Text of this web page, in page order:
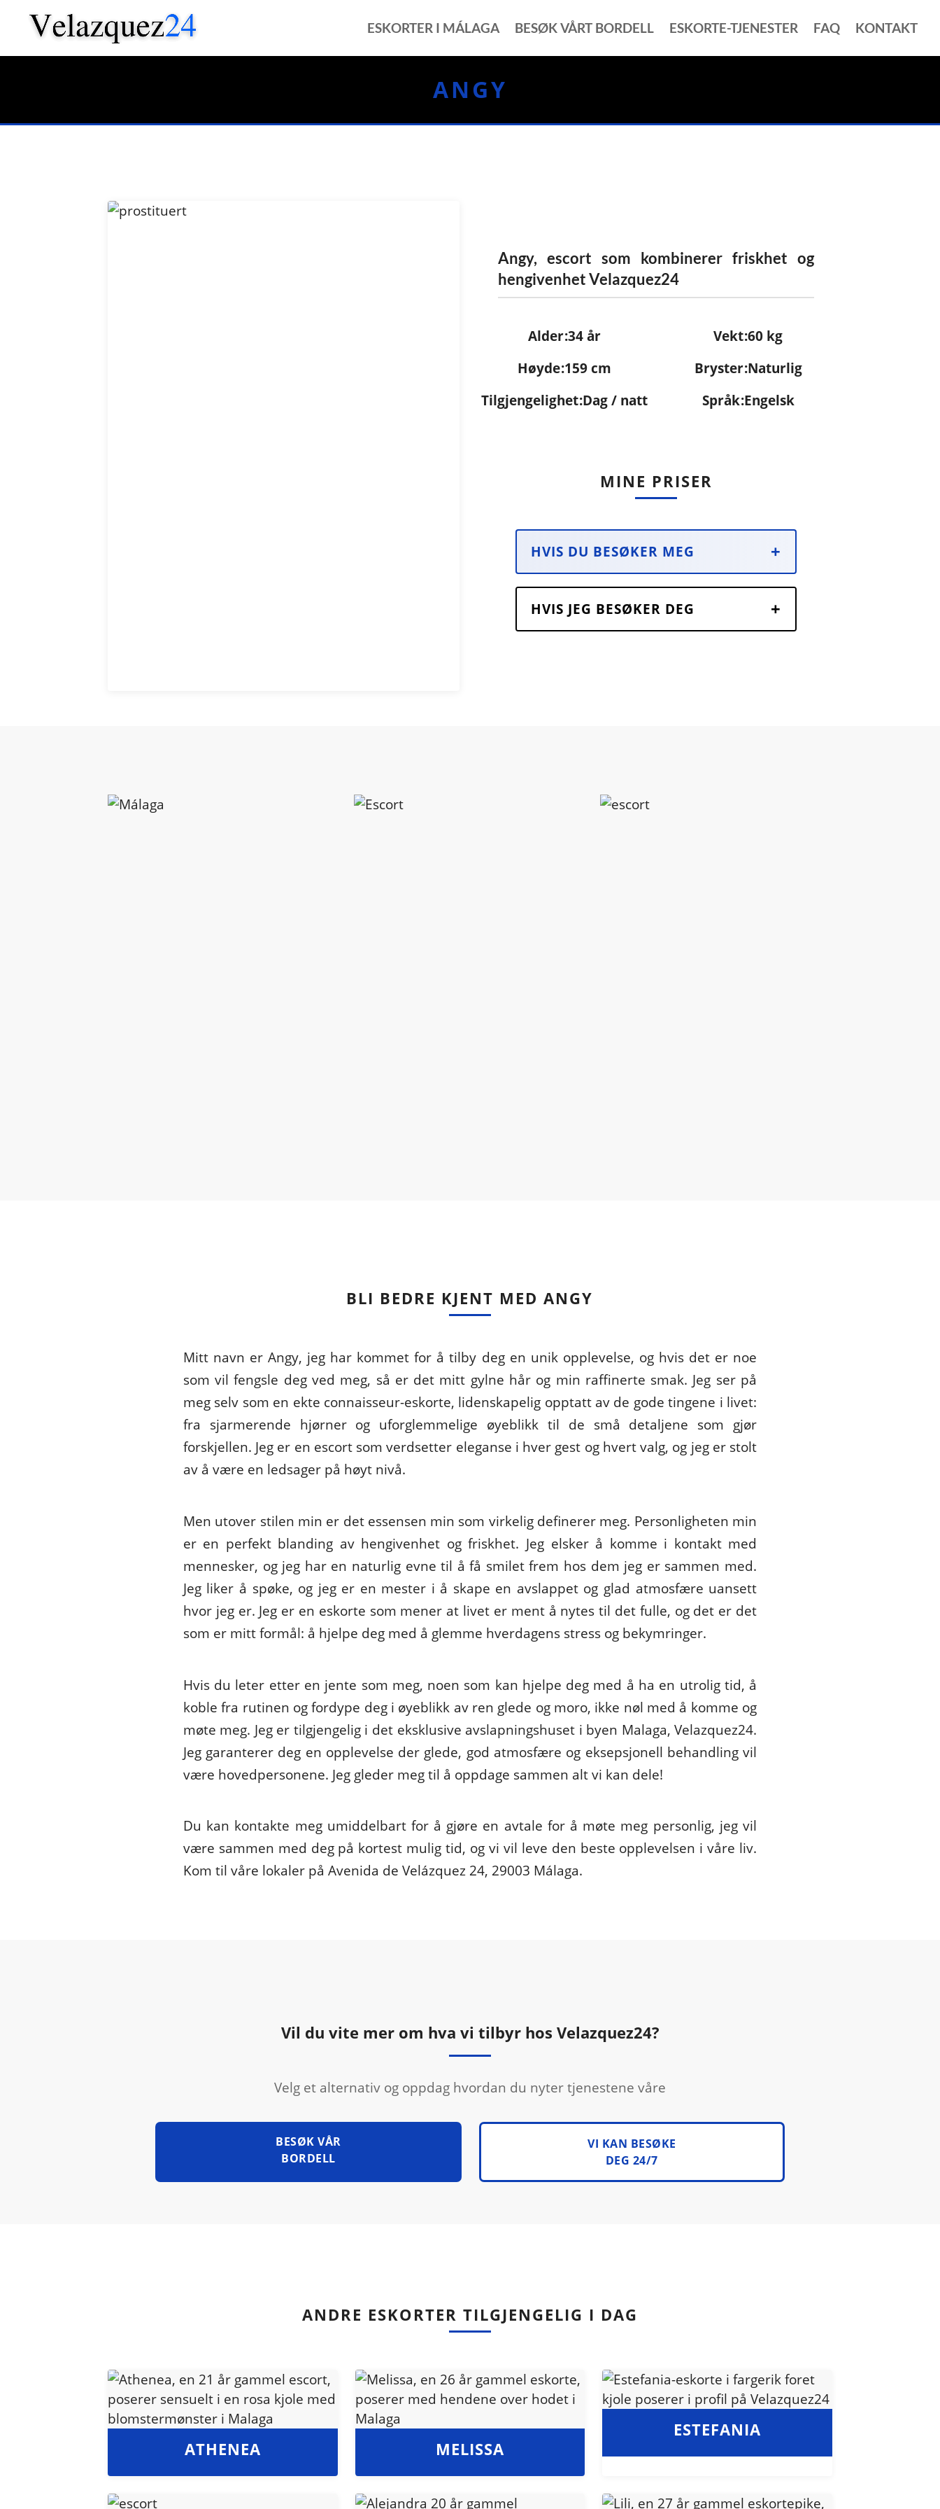
ESKORTER I MÁLAGA BESØK VÅRT BORDELL ESKORTE-TJENESTER FAQ KONTAKT
ANGY
Angy, escort som kombinerer friskhet og
hengivenhet Velazquez24
Alder 34 år Vekt 60 kg
Høyde 159 cm Bryster Naturlig
Tilgjengelighet Dag / natt Språk Engelsk
MINE PRISER
HVIS DU BESØKER MEG
HVIS JEG BESØKER DEG
BLI BEDRE KJENT MED ANGY
Mitt navn er Angy, jeg har kommet for å tilby deg en unik opplevelse, og hvis det er noe
som vil fengsle deg ved meg, så er det mitt gylne hår og min raffinerte smak. Jeg ser på
meg selv som en ekte connaisseur-eskorte, lidenskapelig opptatt av de gode tingene i livet:
fra sjarmerende hjørner og uforglemmelige øyeblikk til de små detaljene som gjør
forskjellen. Jeg er en escort som verdsetter eleganse i hver gest og hvert valg, og jeg er stolt
av å være en ledsager på høyt nivå.
Men utover stilen min er det essensen min som virkelig definerer meg. Personligheten min
er en perfekt blanding av hengivenhet og friskhet. Jeg elsker å komme i kontakt med
mennesker, og jeg har en naturlig evne til å få smilet frem hos dem jeg er sammen med.
Jeg liker å spøke, og jeg er en mester i å skape en avslappet og glad atmosfære uansett
hvor jeg er. Jeg er en eskorte som mener at livet er ment å nytes til det fulle, og det er det
som er mitt formål: å hjelpe deg med å glemme hverdagens stress og bekymringer.
Hvis du leter etter en jente som meg, noen som kan hjelpe deg med å ha en utrolig tid, å
koble fra rutinen og fordype deg i øyeblikk av ren glede og moro, ikke nøl med å komme og
møte meg. Jeg er tilgjengelig i det eksklusive avslapningshuset i byen Malaga, Velazquez24.
Jeg garanterer deg en opplevelse der glede, god atmosfære og eksepsjonell behandling vil
være hovedpersonene. Jeg gleder meg til å oppdage sammen alt vi kan dele!
Du kan kontakte meg umiddelbart for å gjøre en avtale for å møte meg personlig, jeg vil
være sammen med deg på kortest mulig tid, og vi vil leve den beste opplevelsen i våre liv.
Kom til våre lokaler på Avenida de Velázquez 24, 29003 Málaga.
Vil du vite mer om hva vi tilbyr hos Velazquez24?
Velg et alternativ og oppdag hvordan du nyter tjenestene våre
BESØK VÅR
BORDELL
VI KAN BESØKE
DEG 24/7
ANDRE ESKORTER TILGJENGELIG I DAG
ATHENEA MELISSA
ESTEFANIA